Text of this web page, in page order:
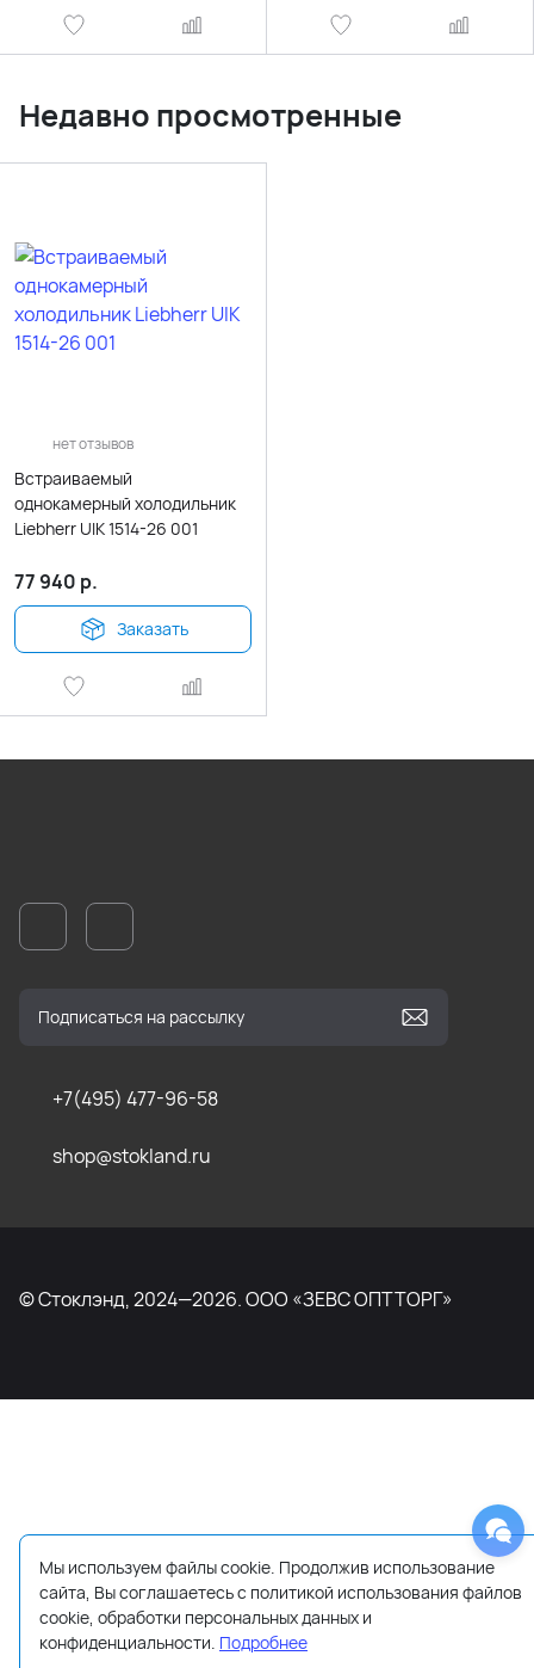
Недавно просмотренные
нет отзывов
Встраиваемый
однокамерный холодильник
Liebherr UIK 1514-26 001
77 940 р.
Заказать
+7(495) 477-96-58
shop@stokland.ru
© Стоклэнд, 2024—2026. ООО «ЗЕВС ОПТТОРГ»
Мы используем файлы cookie. Продолжив использование
сайта, Вы соглашаетесь с политикой использования файлов
cookie, обработки персональных данных и
конфиденциальности. Подробнее